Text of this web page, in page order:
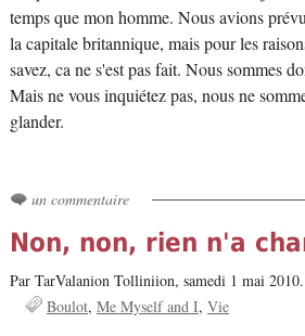
temps que mon homme. Nous avions
la capitale britannique, mais pour les
savez, ca ne s'est pas fait. Nous sommes
Mais ne vous inquiétez pas, nous ne
glander.
un commentaire
Non, non, rien n'a
Par TarValanion Tolliniion, samedi 1 mai 2010.
Boulot Me Myself and I Vie